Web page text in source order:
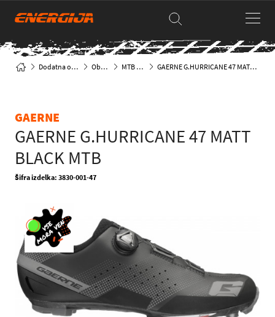
Dodatna oprema Obutev MTB čevlji GAERNE G.HURRICANE 47 MATT BLACK MTB
GAERNE
GAERNE G.HURRICANE 47 MATT
BLACK MTB
Šifra izdelka: 3830-001-47